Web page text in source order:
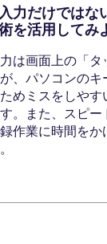
力だけではな
を活用してみ
は画面上の「タ
、パソコンのキ
めミスをしやす
。また、スピー
作業に時間をか